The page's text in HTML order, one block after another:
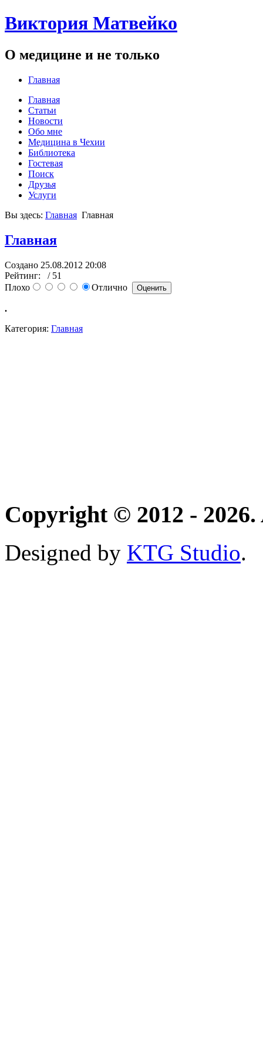
Виктория Матвейко
О медицине и не только
Главная
Главная
Статьи
Новости
Обо мне
Медицина в Чехии
Библиотека
Гостевая
Поиск
Друзья
Услуги
Вы здесь: Главная Главная
Главная
Создано 25.08.2012 20:08
Рейтинг:
/ 51
Плохо
Отлично
.
Категория: Главная
Copyright © 2012 -
Designed by KTG Studio.